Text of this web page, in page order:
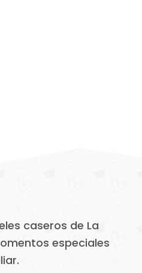
caseros de La
especiales